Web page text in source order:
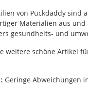
von Puckdaddy sind
Materialien aus und
gesundheits- und
weitere schöne Artikel
Geringe Abweichungen